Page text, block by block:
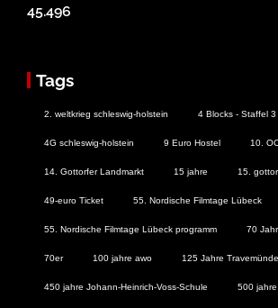
45.496
Tags
2. weltkrieg schleswig-holstein 4 Blocks - Staffel 3
4G schleswig-holstein 9 Euro Hostel 10.
14. Gottorfer Landmarkt 15 jahre 15.
49-euro Ticket 55. Nordische Filmtage Lübeck
55. Nordische Filmtage Lübeck programm 70
70er 100 jahre awo 125 Jahre
450 jahre Johann-Heinrich-Voss-Schule 500